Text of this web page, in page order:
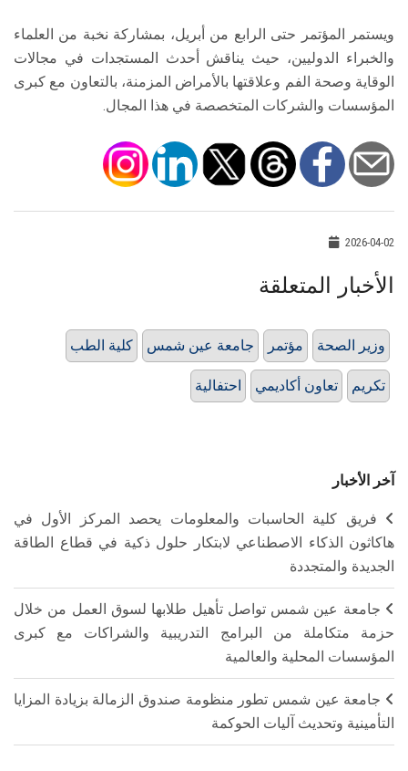
ويستمر المؤتمر حتى الرابع من أبريل، بمشاركة نخبة من العلماء
والخبراء الدوليين، حيث يناقش أحدث المستجدات في مجالات
الوقاية وصحة الفم وعلاقتها بالأمراض المزمنة، بالتعاون مع كبرى
المؤسسات والشركات المتخصصة في هذا المجال.
2026-04-02
الأخبار المتعلقة
كلية الطب جامعة عين شمس مؤتمر وزير الصحة
احتفالية تعاون أكاديمي تكريم
آخر الأخبار
فريق كلية الحاسبات والمعلومات يحصد المركز الأول في
هاكاثون الذكاء الاصطناعي لابتكار حلول ذكية في قطاع الطاقة
الجديدة والمتجددة
جامعة عين شمس تواصل تأهيل طلابها لسوق العمل من خلال
حزمة متكاملة من البرامج التدريبية والشراكات مع كبرى
المؤسسات المحلية والعالمية
جامعة عين شمس تطور منظومة صندوق الزمالة بزيادة المزايا
التأمينية وتحديث آليات الحوكمة